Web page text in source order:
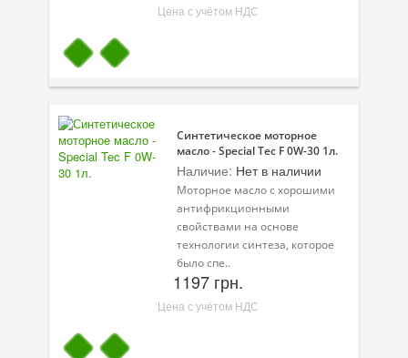
Велосипедная программа
Моторное масло для мотоцикла
Оружейное масло
Садовая программа
Промышленная программа
Технологические жидкости
Зимняя программа
Цена с учётом НДС
Синтетическое моторное
масло - Special Tec F 0W-30 1л.
Наличие: Нет в наличии
Моторное масло с хорошими
антифрикционными
свойствами на основе
технологии синтеза, которое
было спе..
1197 грн.
Цена с учётом НДС